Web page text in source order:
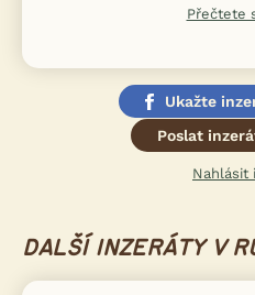
Přečtete
Ukažte
Poslat
Nahlásit
DALŠÍ INZERÁTY V